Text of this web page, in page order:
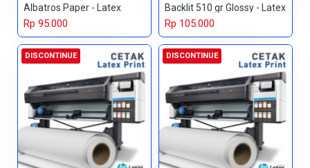
Albatros Paper - Latex
Rp 95.000
Backlit 510 gr Glossy - Latex
Rp 105.000
DISCONTINUE DISCONTINUE